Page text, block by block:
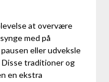
at overvære
med på
eller udveksle
Disse traditioner og
en ekstra